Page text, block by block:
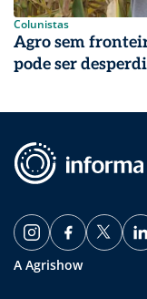
Colunistas
Agro sem
pode ser
A Agrishow